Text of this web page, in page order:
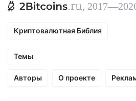
,
Криптовалютная Библия
Темы
Авторы О проекте